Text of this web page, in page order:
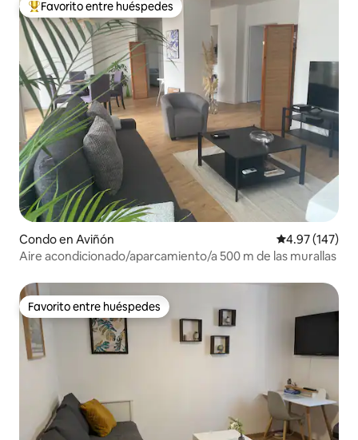
Favorito entre huéspedes preferido
Favorito entre huéspedes
Condo en Aviñón Calificación
4.97 (147)
Aire acondicionado/aparcamiento/a 500 m de las murallas
Favorito entre huéspedes
Favorito entre huéspedes